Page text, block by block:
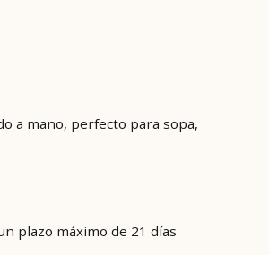
a mano, perfecto para sopa,
plazo máximo de 21 días